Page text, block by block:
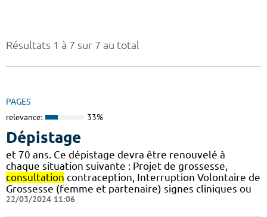
Résultats 1 à 7 sur 7 au total
PAGES
relevance: 33%
Dépistage
et 70 ans. Ce dépistage devra être renouvelé à
chaque situation suivante : Projet de grossesse,
consultation contraception, Interruption Volontaire de
Grossesse (femme et partenaire) signes cliniques ou
22/03/2024 11:06